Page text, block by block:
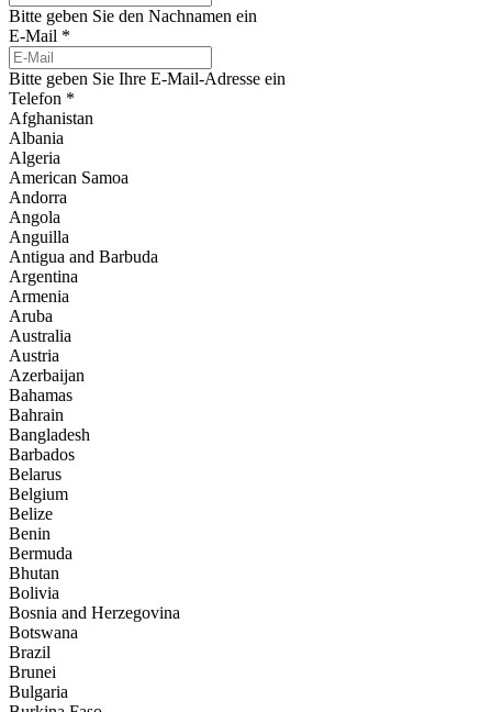
Bitte geben Sie den Nachnamen ein
E-Mail *
Bitte geben Sie Ihre E-Mail-Adresse ein
Telefon *
Afghanistan
Albania
Algeria
American Samoa
Andorra
Angola
Anguilla
Antigua and Barbuda
Argentina
Armenia
Aruba
Australia
Austria
Azerbaijan
Bahamas
Bahrain
Bangladesh
Barbados
Belarus
Belgium
Belize
Benin
Bermuda
Bhutan
Bolivia
Bosnia and Herzegovina
Botswana
Brazil
Brunei
Bulgaria